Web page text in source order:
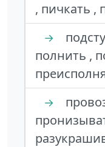
, пичкать ,
→
полнить ,
→